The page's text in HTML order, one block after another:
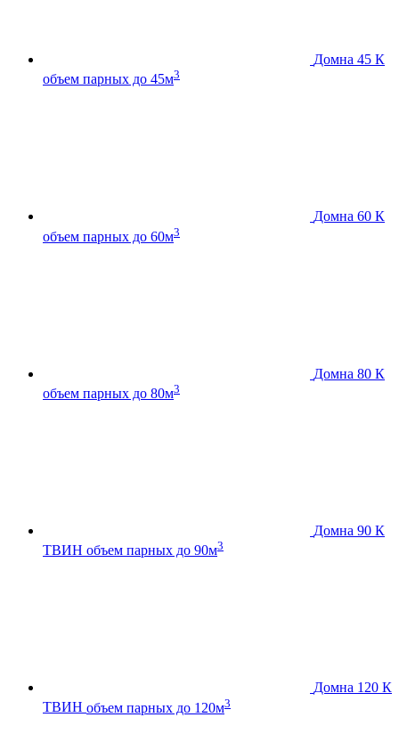
Домна 45 К
объем парных до 45м3
Домна 60 К
объем парных до 60м3
Домна 80 К
объем парных до 80м3
Домна 90 К
ТВИН объем парных до 90м3
Домна 120 К
ТВИН объем парных до 120м3